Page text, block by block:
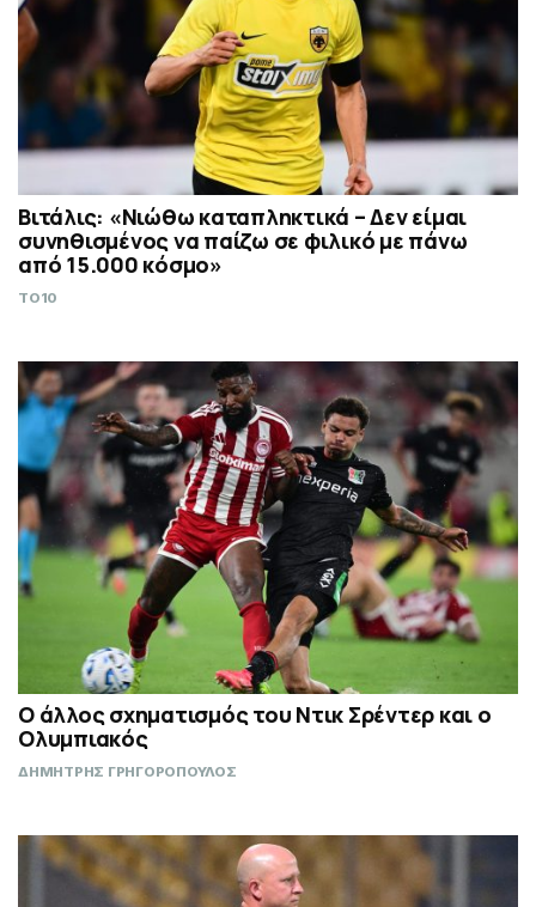
Βιτάλις: «Νιώθω καταπληκτικά – Δεν είμαι
συνηθισμένος να παίζω σε φιλικό με πάνω
από 15.000 κόσμο»
TO10
Ο άλλος σχηματισμός του Ντικ Σρέντερ και ο
Ολυμπιακός
ΔΗΜΗΤΡΗΣ ΓΡΗΓΟΡΟΠΟΥΛΟΣ